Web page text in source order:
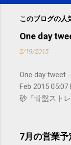
このブログの人
One day
2/19/2015
One day tweet
Feb 2015
砂『骨盤スト
subscribed to
ンディショニ
7月の営業予